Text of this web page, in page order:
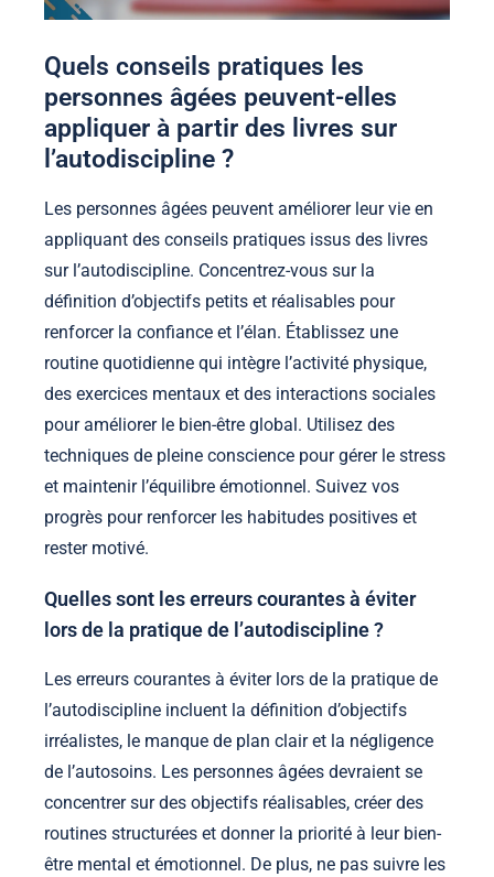
Quels conseils pratiques les
personnes âgées peuvent-elles
appliquer à partir des livres sur
l’autodiscipline ?
Les personnes âgées peuvent améliorer leur vie en
appliquant des conseils pratiques issus des livres
sur l’autodiscipline. Concentrez-vous sur la
définition d’objectifs petits et réalisables pour
renforcer la confiance et l’élan. Établissez une
routine quotidienne qui intègre l’activité physique,
des exercices mentaux et des interactions sociales
pour améliorer le bien-être global. Utilisez des
techniques de pleine conscience pour gérer le stress
et maintenir l’équilibre émotionnel. Suivez vos
progrès pour renforcer les habitudes positives et
rester motivé.
Quelles sont les erreurs courantes à éviter
lors de la pratique de l’autodiscipline ?
Les erreurs courantes à éviter lors de la pratique de
l’autodiscipline incluent la définition d’objectifs
irréalistes, le manque de plan clair et la négligence
de l’autosoins. Les personnes âgées devraient se
concentrer sur des objectifs réalisables, créer des
routines structurées et donner la priorité à leur bien-
être mental et émotionnel. De plus, ne pas suivre les